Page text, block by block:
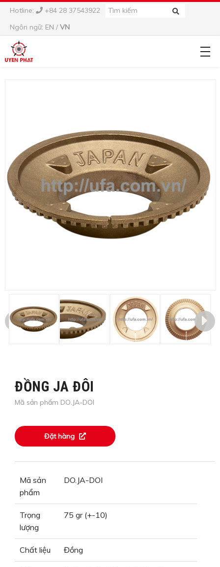
Hotline:
+84 28 37543922
Ngôn ngữ: EN / VN
ĐỒNG JA ĐÔI
Mã sản phẩm DO.JA-DOI
Đặt hàng
Mã sản
phẩm
DO.JA-DOI
Trọng
lượng
75 gr (+-10)
Chất liệu Đồng